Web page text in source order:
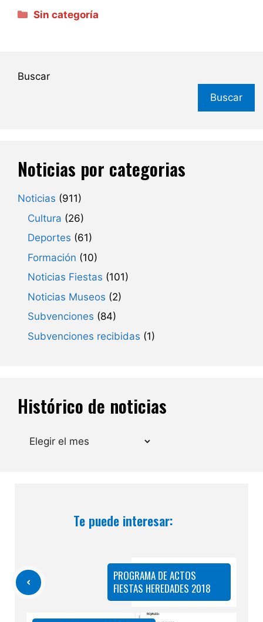
Categorías
Sin categoría
Buscar
Buscar
Noticias por categorias
Noticias (911)
Cultura (26)
Deportes (61)
Formación (10)
Noticias Fiestas (101)
Noticias Museos (2)
Subvenciones (84)
Subvenciones recibidas (1)
Histórico de noticias
Archivos
Te puede interesar:
PROGRAMA DE ACTOS
FIESTAS HEREDADES 2018